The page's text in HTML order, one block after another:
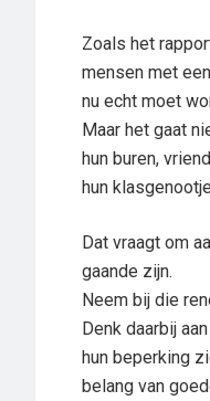
Zoals het
mensen met
nu echt moet
Maar het gaat
hun buren,
hun
Dat vraagt om
gaande zijn.
Neem bij die
Denk daarbij
hun beperking
belang van